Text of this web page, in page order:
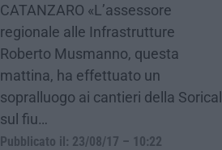
CATANZARO «L’assessore
regionale alle Infrastrutture
Roberto Musmanno, questa
mattina, ha effettuato un
sopralluogo ai cantieri della Sorical
sul fiu…
Pubblicato il: 23/08/17 – 10:22